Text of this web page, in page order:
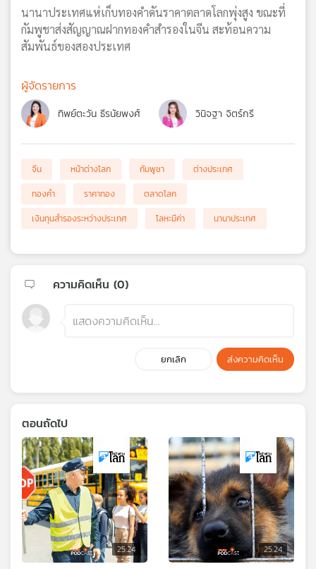
แผนที่
วิทยุ
เครือ
ข่าย
นานาประเทศแห่เก็บทองคำดันราคาตลาดโลกพุ่งสูง ขณะที่
กัมพูชาส่งสัญญาณฝากทองคำสำรองในจีน สะท้อนความ
สัมพันธ์ของสองประเทศ
ผู้จัดรายการ
ทิพย์ตะวัน ธีรนัยพงศ์ วินิจฐา จิตร์กรี
จีน หน้าต่างโลก กัมพูชา
ต่างประเทศ
ทองคำ
ราคาทอง
ตลาดโลก
เงินทุนสำรองระหว่างประเทศ
โลหะมีค่า นานาประเทศ
ความคิดเห็น (0)
ยกเลิก ส่งความคิดเห็น
ตอนถัดไป
25:24 25:24